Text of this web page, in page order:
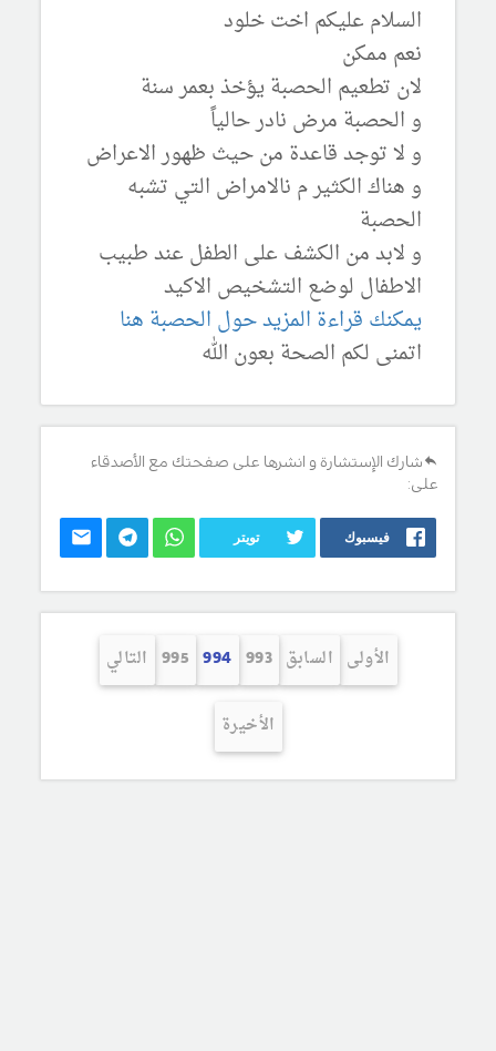
السلام عليكم اخت خلود
نعم ممكن
لان تطعيم الحصبة يؤخذ بعمر سنة
و الحصبة مرض نادر حالياً
و لا توجد قاعدة من حيث ظهور الاعراض
و هناك الكثير م نالامراض التي تشبه
الحصبة
و لابد من الكشف على الطفل عند طبيب
الاطفال لوضع التشخيص الاكيد
يمكنك قراءة المزيد حول الحصبة هنا
اتمنى لكم الصحة بعون الله
شارك الإستشارة و انشرها على صفحتك مع الأصدقاء
على:
فيسبوك تويتر
الأولى السابق 993
994
995 التالي
الأخيرة